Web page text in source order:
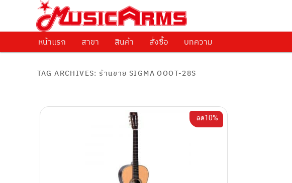
Music Arms
ศูนย์รวมครื่องดนตรีทุกชนิด ตั้งแต่เริ่มต้นถึงมืออาชีพ
Skip to primary content
Skip to secondary content
หน้าแรก สาขา สินค้า สั่งซื้อ บทความ
TAG ARCHIVES: ร้านขาย SIGMA OOOT-28S
ลด10%